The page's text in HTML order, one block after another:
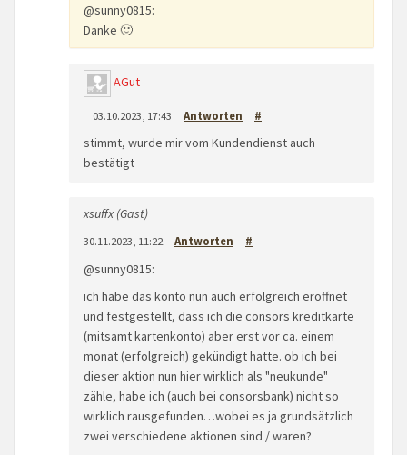
@sunny0815:
Danke 🙂
AGut
03.10.2023, 17:43 Antworten #
stimmt, wurde mir vom Kundendienst auch
bestätigt
xsuffx (Gast)
30.11.2023, 11:22 Antworten #
@sunny0815:
ich habe das konto nun auch erfolgreich eröffnet
und festgestellt, dass ich die consors kreditkarte
(mitsamt kartenkonto) aber erst vor ca. einem
monat (erfolgreich) gekündigt hatte. ob ich bei
dieser aktion nun hier wirklich als "neukunde"
zähle, habe ich (auch bei consorsbank) nicht so
wirklich rausgefunden…wobei es ja grundsätzlich
zwei verschiedene aktionen sind / waren?